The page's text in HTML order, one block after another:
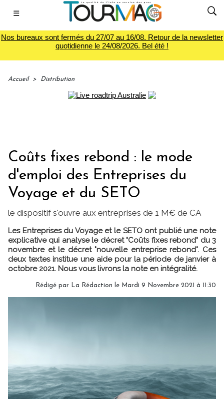
☰
Nos bureaux sont fermés du 27/07 au 16/08. Retour de la newsletter
quotidienne le 24/08/2026. Bel été !
Accueil > Distribution
Coûts fixes rebond : le mode
d'emploi des Entreprises du
Voyage et du SETO
le dispositif s'ouvre aux entreprises de 1 M€ de CA
Les Entreprises du Voyage et le SETO ont publié une note
explicative qui analyse le décret "Coûts fixes rebond" du 3
novembre et le décret "nouvelle entreprise rebond". Ces
deux textes institue une aide pour la période de janvier à
octobre 2021. Nous vous livrons la note en intégralité.
Rédigé par La Rédaction le Mardi 9 Novembre 2021 à 11:30